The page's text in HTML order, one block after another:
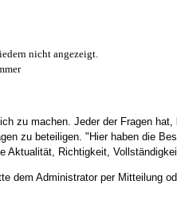
nicht angezeigt.
zu machen. Jeder der Fragen
zu beteiligen. "Hier haben die
Richtigkeit,
dem Administrator per Mitteilung